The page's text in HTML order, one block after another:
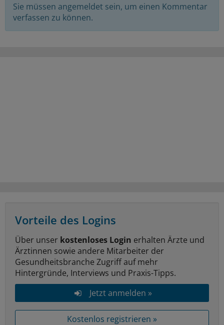
Sie müssen angemeldet sein, um einen Kommentar
verfassen zu können.
Vorteile des Logins
Über unser kostenloses Login erhalten Ärzte und
Ärztinnen sowie andere Mitarbeiter der
Gesundheitsbranche Zugriff auf mehr
Hintergründe, Interviews und Praxis-Tipps.
Jetzt anmelden »
Kostenlos registrieren »